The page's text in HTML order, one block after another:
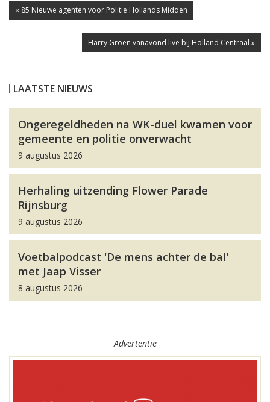
« 85 Nieuwe agenten voor Politie Hollands Midden
Harry Groen vanavond live bij Holland Centraal »
LAATSTE NIEUWS
Ongeregeldheden na WK-duel kwamen voor
gemeente en politie onverwacht
9 augustus 2026
Herhaling uitzending Flower Parade
Rijnsburg
9 augustus 2026
Voetbalpodcast 'De mens achter de bal'
met Jaap Visser
8 augustus 2026
Advertentie